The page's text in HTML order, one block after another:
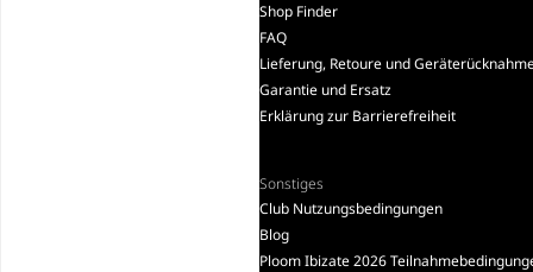
Shop Finder
FAQ
Lieferung, Retoure und
Garantie und Ersatz
Erklärung zur Barrierefreiheit
Sonstiges
Club Nutzungsbedingungen
Blog
Ploom Ibizate 2026